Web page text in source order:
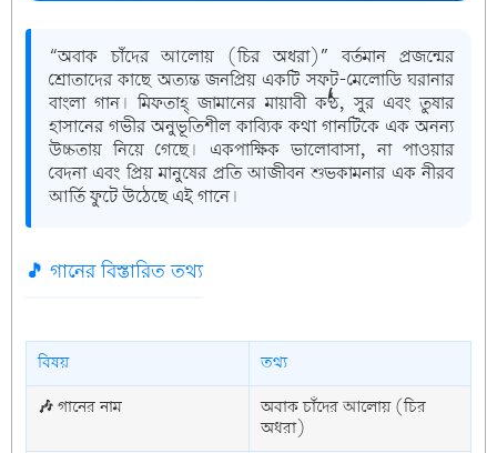
“অবাক চাঁদের আলোয় (চির অধরা)” বর্তমান প্রজন্মের
শ্রোতাদের কাছে অত্যন্ত জনপ্রিয় একটি সফট-মেলোডি ঘরানার
বাংলা গান। মিফতাহ্ জামানের মায়াবী কণ্ঠ, সুর এবং তুষার
হাসানের গভীর অনুভূতিশীল কাব্যিক কথা গানটিকে এক অনন্য
উচ্চতায় নিয়ে গেছে। একপাক্ষিক ভালোবাসা, না পাওয়ার
বেদনা এবং প্রিয় মানুষের প্রতি আজীবন শুভকামনার এক নীরব
আর্তি ফুটে উঠেছে এই গানে।
🎵 গানের বিস্তারিত তথ্য
বিষয়
তথ্য
🎶 গানের নাম
অবাক চাঁদের আলোয় (চির
অধরা)